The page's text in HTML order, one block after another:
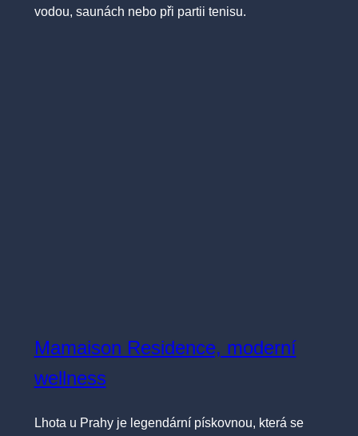
vodou, saunách nebo při partii tenisu.
Mamaison Residence, moderní
wellness
Lhota u Prahy je legendární pískovnou, která se